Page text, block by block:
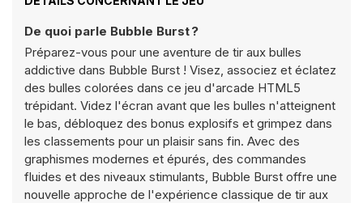
De quoi parle Bubble Burst ?
Préparez-vous pour une aventure de tir aux bulles
addictive dans Bubble Burst ! Visez, associez et éclatez
des bulles colorées dans ce jeu d'arcade HTML5
trépidant. Videz l'écran avant que les bulles n'atteignent
le bas, débloquez des bonus explosifs et grimpez dans
les classements pour un plaisir sans fin. Avec des
graphismes modernes et épurés, des commandes
fluides et des niveaux stimulants, Bubble Burst offre une
nouvelle approche de l'expérience classique de tir aux